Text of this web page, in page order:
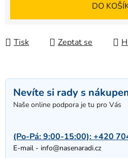
DO
Tisk Zeptat se
Nevíte si rady s
Naše online podpora je tu pro Vás
(Po-Pá: 9:00-15:00):+420
E-mail - info@nasenaradi.cz